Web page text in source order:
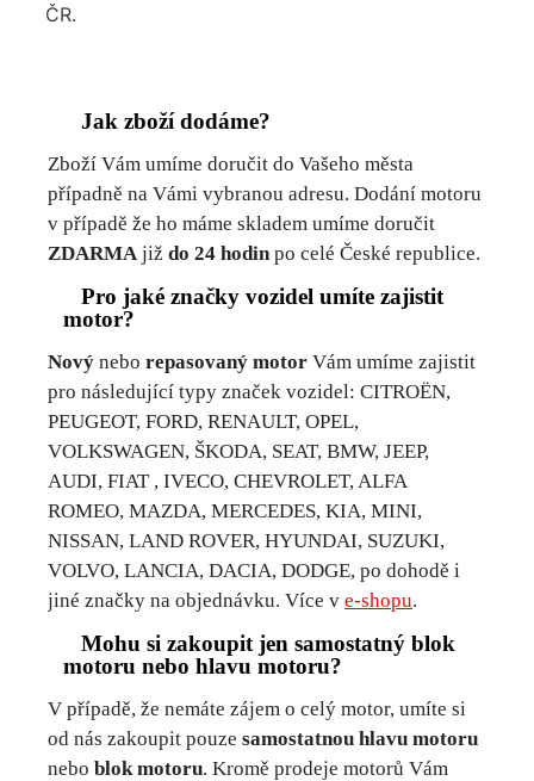
ČR.
Jak zboží dodáme?
Zboží Vám umíme doručit do Vašeho města
případně na Vámi vybranou adresu. Dodání motoru
v případě že ho máme skladem umíme doručit
ZDARMA již do 24 hodin po celé České republice.
Pro jaké značky vozidel umíte zajistit
motor?
Nový nebo repasovaný motor Vám umíme zajistit
pro následující typy značek vozidel: CITROËN,
PEUGEOT, FORD, RENAULT, OPEL,
VOLKSWAGEN, ŠKODA, SEAT, BMW, JEEP,
AUDI, FIAT , IVECO, CHEVROLET, ALFA
ROMEO, MAZDA, MERCEDES, KIA, MINI,
NISSAN, LAND ROVER, HYUNDAI, SUZUKI,
VOLVO, LANCIA, DACIA, DODGE, po dohodě i
jiné značky na objednávku. Více v e-shopu.
Mohu si zakoupit jen samostatný blok
motoru nebo hlavu motoru?
V případě, že nemáte zájem o celý motor, umíte si
od nás zakoupit pouze samostatnou hlavu motoru
nebo blok motoru. Kromě prodeje motorů Vám